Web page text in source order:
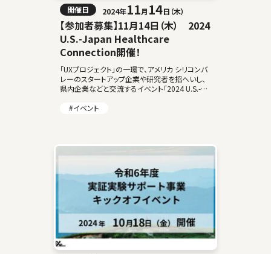
【参加者募集】11月14日（木） 2024
U.S.-Japan Healthcare
Connection開催！
開催日 2024年11月 14日（木）
「UXプロジェクト」の一環で、アメリカ シリコンバ
レーのスタートアップ企業や研究者を招へいし、
県内企業などと交流するイベント「2024 U.S.-
本イ […]
#イベント